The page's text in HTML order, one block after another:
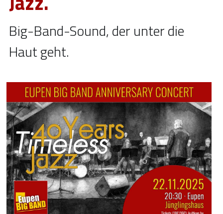
Big-Band-Sound, der unter die
Haut geht.